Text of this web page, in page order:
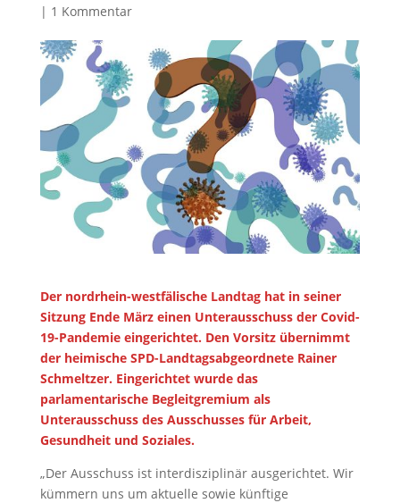
| 1 Kommentar
Der nordrhein-westfälische Landtag hat in seiner
Sitzung Ende März einen Unterausschuss der Covid-
19-Pandemie eingerichtet. Den Vorsitz übernimmt
der heimische SPD-Landtagsabgeordnete Rainer
Schmeltzer. Eingerichtet wurde das
parlamentarische Begleitgremium als
Unterausschuss des Ausschusses für Arbeit,
Gesundheit und Soziales.
„Der Ausschuss ist interdisziplinär ausgerichtet. Wir
kümmern uns um aktuelle sowie künftige